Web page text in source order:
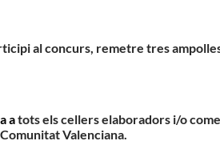
al concurs, remetre tres
atots els cellers elaboradors i/o
Valenciana.